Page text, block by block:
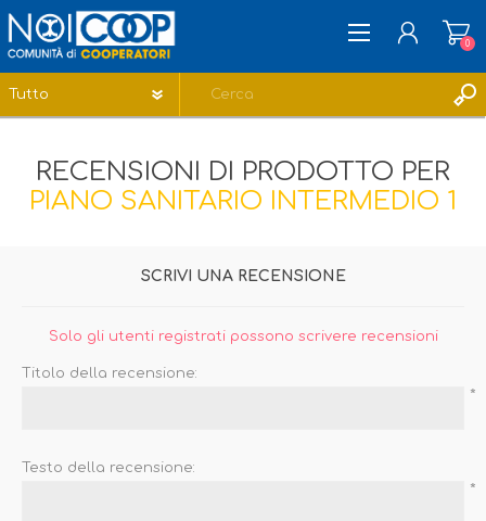
ACCESSO
LISTA DEI DESIDERI
0
RECENSIONI DI PRODOTTO PER
PIANO SANITARIO INTERMEDIO 1
SCRIVI UNA RECENSIONE
Solo gli utenti registrati possono scrivere recensioni
Titolo della recensione:
*
Testo della recensione:
*